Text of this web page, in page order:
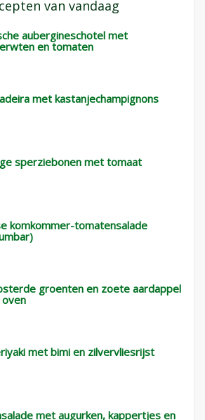
van vandaag
aubergineschotel met
en tomaten
met kastanjechampignons
sperziebonen met tomaat
komkommer-tomatensalade
groenten en zoete aardappel
met bimi en zilvervliesrijst
met augurken, kappertjes en